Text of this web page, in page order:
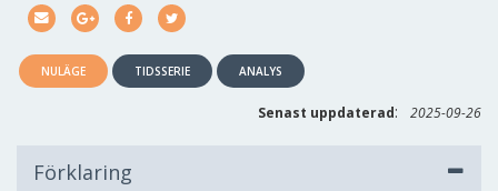
NULÄGE TIDSSERIE ANALYS
Senast uppdaterad: 2025-09-26
Förklaring